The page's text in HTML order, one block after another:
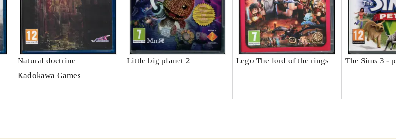
Natural doctrine
Kadokawa Games
Little big planet 2 Lego The lord of the rings The Sims 3 -